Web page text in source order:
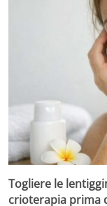
Togliere le
crioterapia prima